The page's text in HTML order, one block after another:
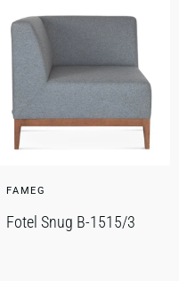
FAMEG
Fotel Snug B-1515/3